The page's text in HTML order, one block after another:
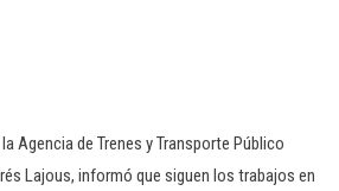
Agencia de Trenes y Transporte Público
Lajous, informó que siguen los trabajos en